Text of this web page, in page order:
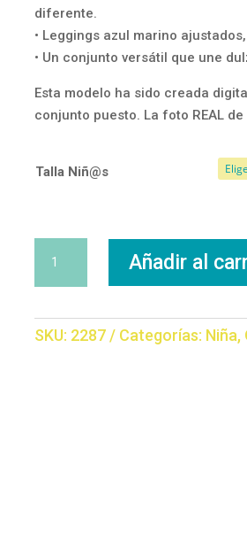
diferente.
• Leggings azul marino
• Un conjunto versátil que une
Esta modelo ha sido creada
conjunto puesto. La foto REAL
Talla Niñ@s
Volante
Rayas
cantidad
Añadir al
SKU: 2287 Categorías: Niña,